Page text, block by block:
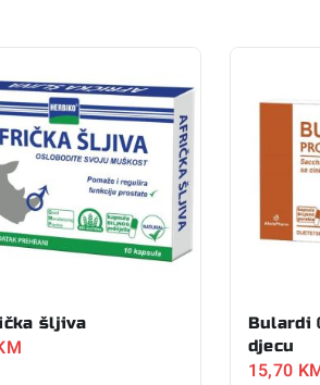
šljiva
Bulardi
djecu
15,70